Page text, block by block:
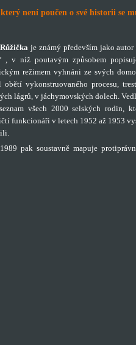
není poučen o své historii se
je známý především jako
, v níž poutavým způsobem
režimem vyhnáni ze svých
obětí vykonstruovaného procesu,
lágrů, v jáchymovských dolech.
všech 2000 selských rodin,
funkcionáři v letech 1952 až 1953
pak soustavně mapuje